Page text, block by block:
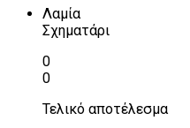
Λαμία
Σχηματάρι
0
0
Τελικό αποτέλεσμα